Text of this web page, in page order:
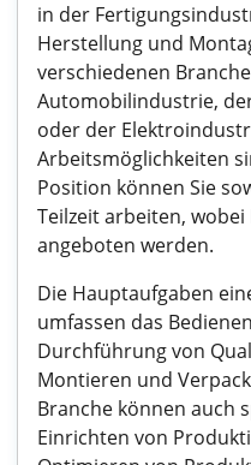
in der
Herstellung und
verschiedenen
Automobilindustrie,
oder der
Arbeitsmöglichkeiten
Position können Sie
Teilzeit arbeiten,
angeboten werden.
Die Hauptaufgaben
umfassen das
Durchführung von
Montieren und
Branche können auch
Einrichten von